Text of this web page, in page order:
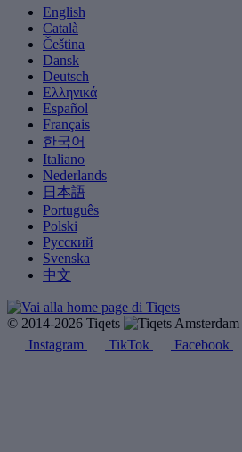
English
Català
Čeština
Dansk
Deutsch
Ελληνικά
Español
Français
한국어
Italiano
Nederlands
日本語
Português
Polski
Русский
Svenska
中文
© 2014-2026 Tiqets
Instagram
TikTok Facebook